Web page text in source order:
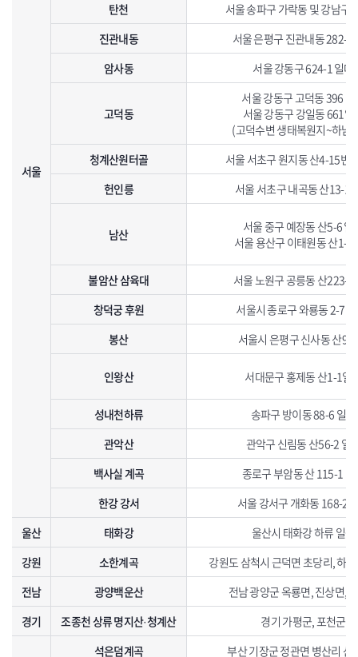
서울
탄천
서울 송파구 가락동 및 강남구
진관내동
서울 은평구 진관내동 282-1
암사동
서울 강동구 624-1 일대
고덕동
서울 강동구 고덕동 396 일
서울 강동구 강일동 661일
(고덕수변 생태복원지~하남
청계산원터골
서울 서초구 원지동 산4-15번
헌인릉
서울 서초구 내곡동 산13-1
남산
서울 중구 예장동 산5-6 일
서울 용산구 이태원동 산1-5
불암산 삼육대
서울 노원구 공릉동 산223-1
창덕궁 후원
서울시 종로구 와룡동 2-71
봉산
서울시 은평구 신사동 산
인왕산 서대문구 홍제동 산1-1일
성내천하류
송파구 방이동 88-6 일대
관악산
관악구 신림동 산56-2 일
백사실 계곡
종로구 부암동 산 115-1 일
한강 강서
서울 강서구 개화동 168-2
울산
태화강
울산시 태화강 하류 일원
강원
소한계곡
강원도 삼척시 근덕면 초당리, 하
전남
광양백운산
전남 광양군 옥룡면, 진상면,
경기
조종천 상류 명지산·청계산
경기 가평군, 포천군
석은덤계곡
부산 기장군 정관면 병산리 산